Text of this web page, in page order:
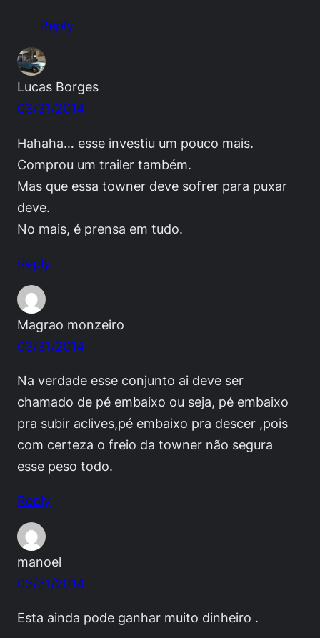
Reply
Lucas Borges
03/31/2014
Hahaha… esse investiu um pouco mais.
Comprou um trailer também.
Mas que essa towner deve sofrer para puxar
deve.
No mais, é prensa em tudo.
Reply
Magrao monzeiro
03/31/2014
Na verdade esse conjunto ai deve ser
chamado de pé embaixo ou seja, pé embaixo
pra subir aclives,pé embaixo pra descer ,pois
com certeza o freio da towner não segura
esse peso todo.
Reply
manoel
03/31/2014
Esta ainda pode ganhar muito dinheiro .